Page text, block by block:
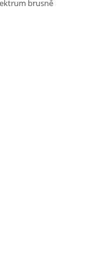
brusně